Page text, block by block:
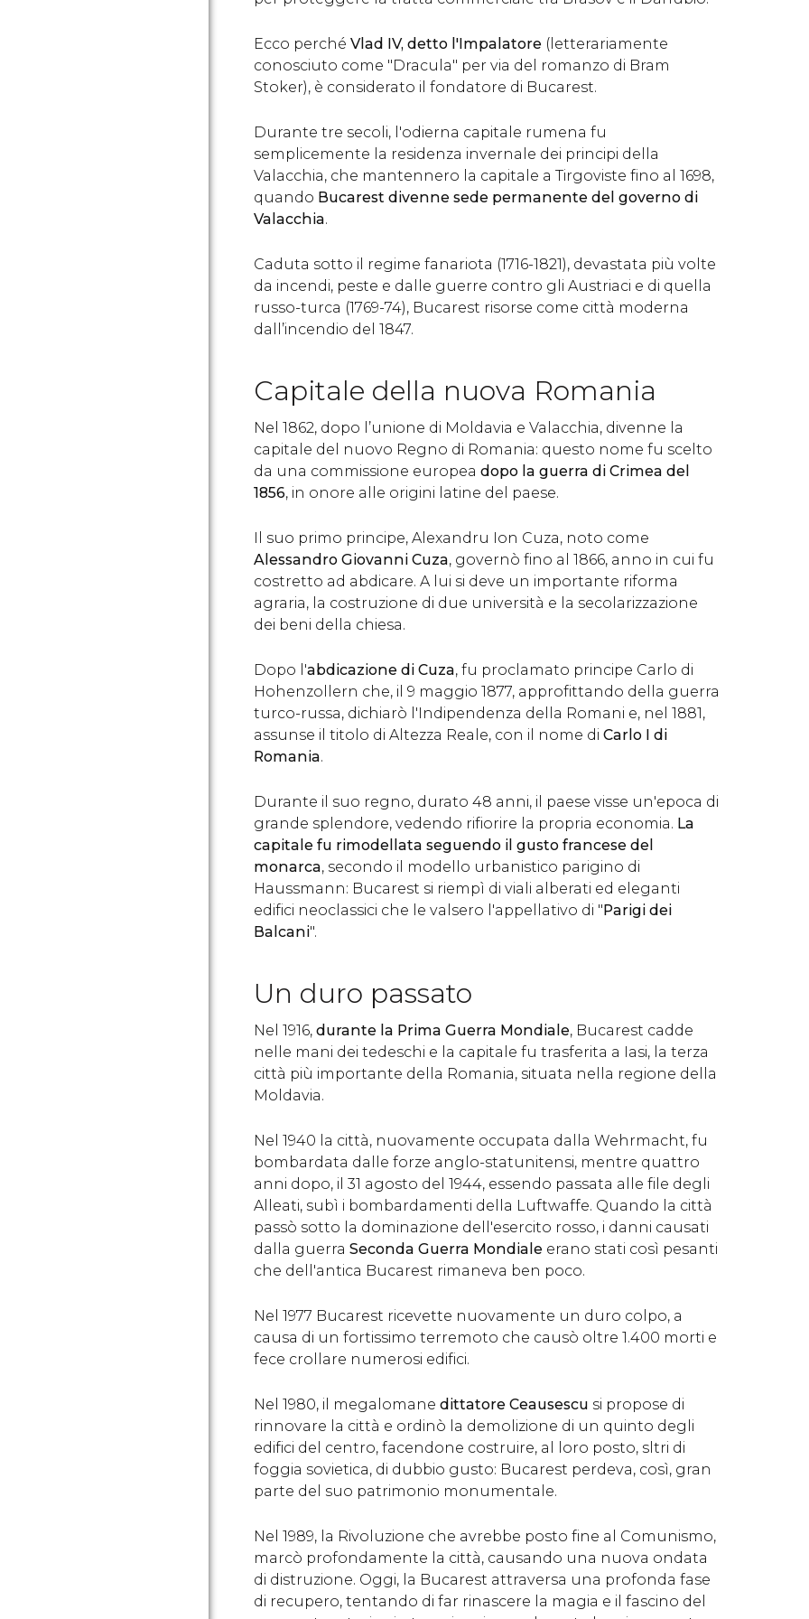
Ecco perché Vlad IV, detto l'Impalatore (letterariamente
conosciuto come "Dracula" per via del romanzo di Bram
Stoker), è considerato il fondatore di Bucarest.
Durante tre secoli, l'odierna capitale rumena fu
semplicemente la residenza invernale dei principi della
Valacchia, che mantennero la capitale a Tirgoviste fino al 1698,
quando Bucarest divenne sede permanente del governo di
Valacchia.
Caduta sotto il regime fanariota (1716-1821), devastata più volte
da incendi, peste e dalle guerre contro gli Austriaci e di quella
russo-turca (1769-74), Bucarest risorse come città moderna
dall’incendio del 1847.
Capitale della nuova Romania
Nel 1862, dopo l’unione di Moldavia e Valacchia, divenne la
capitale del nuovo Regno di Romania: questo nome fu scelto
da una commissione europea dopo la guerra di Crimea del
1856, in onore alle origini latine del paese.
Il suo primo principe, Alexandru Ion Cuza, noto come
Alessandro Giovanni Cuza, governò fino al 1866, anno in cui fu
costretto ad abdicare. A lui si deve un importante riforma
agraria, la costruzione di due università e la secolarizzazione
dei beni della chiesa.
Dopo l'abdicazione di Cuza, fu proclamato principe Carlo di
Hohenzollern che, il 9 maggio 1877, approfittando della guerra
turco-russa, dichiarò l'Indipendenza della Romani e, nel 1881,
assunse il titolo di Altezza Reale, con il nome di Carlo I di
Romania.
Durante il suo regno, durato 48 anni, il paese visse un'epoca di
grande splendore, vedendo rifiorire la propria economia. La
capitale fu rimodellata seguendo il gusto francese del
monarca, secondo il modello urbanistico parigino di
Haussmann: Bucarest si riempì di viali alberati ed eleganti
edifici neoclassici che le valsero l'appellativo di "Parigi dei
Balcani".
Un duro passato
Nel 1916, durante la Prima Guerra Mondiale, Bucarest cadde
nelle mani dei tedeschi e la capitale fu trasferita a Iasi, la terza
città più importante della Romania, situata nella regione della
Moldavia.
Nel 1940 la città, nuovamente occupata dalla Wehrmacht, fu
bombardata dalle forze anglo-statunitensi, mentre quattro
anni dopo, il 31 agosto del 1944, essendo passata alle file degli
Alleati, subì i bombardamenti della Luftwaffe. Quando la città
passò sotto la dominazione dell'esercito rosso, i danni causati
dalla guerra Seconda Guerra Mondiale erano stati così pesanti
che dell'antica Bucarest rimaneva ben poco.
Nel 1977 Bucarest ricevette nuovamente un duro colpo, a
causa di un fortissimo terremoto che causò oltre 1.400 morti e
fece crollare numerosi edifici.
Nel 1980, il megalomane dittatore Ceausescu si propose di
rinnovare la città e ordinò la demolizione di un quinto degli
edifici del centro, facendone costruire, al loro posto, sltri di
foggia sovietica, di dubbio gusto: Bucarest perdeva, così, gran
parte del suo patrimonio monumentale.
Nel 1989, la Rivoluzione che avrebbe posto fine al Comunismo,
marcò profondamente la città, causando una nuova ondata
di distruzione. Oggi, la Bucarest attraversa una profonda fase
di recupero, tentando di far rinascere la magia e il fascino del